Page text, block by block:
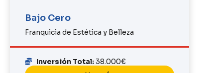
Bajo Cero
Franquicia de Estética y Belleza
Inversión Total:38.000€